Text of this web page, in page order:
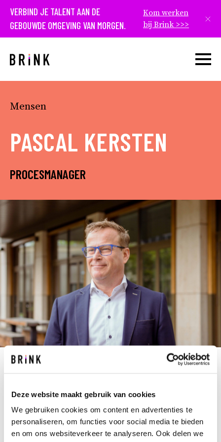
Deze website maakt gebruik van cookies
We gebruiken cookies om content en advertenties te
personaliseren, om functies voor social media te bieden
en om ons websiteverkeer te analyseren. Ook delen we
VERBIND JE TALENT AAN DE
GEBOUWDE OMGEVING VAN MORGEN.
Kom werken
bij Brink >>>
Open
Mensen
PASCAL KERSTEN
PROCESMANAGER
Het beheersbaar realiseren van projecten. En het
succesvol neerzetten van organisaties om dit
uiteindelijk mogelijk te maken. Het is Pascal in